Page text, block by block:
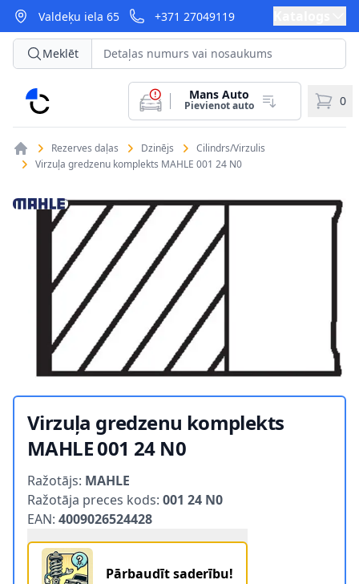
Valdeķu iela 65 +371 27049119
CarParts
Meklēt
Mans Auto
Pievienot auto 0
Rezerves daļas Dzinējs
Cilindrs/Virzulis
Virzuļa gredzenu komplekts MAHLE 001 24 N0
Virzuļa gredzenu komplekts
MAHLE 001 24 N0
Ražotājs: MAHLE
Ražotāja preces kods: 001 24 N0
EAN: 4009026524428
Pārbaudīt saderību!